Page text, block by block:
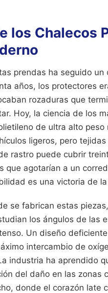
los Chalecos
prendas ha seguido
años, los protectores
rozaduras que
Hoy, la ciencia de los
de ultra alto
ligeros, pero
rastro puede cubrir
que agotarían a un
es una victoria de
se fabrican estas
los ángulos de las
Un diseño
intercambio de
industria ha aprendido
del daño en las zonas
donde el corazón late